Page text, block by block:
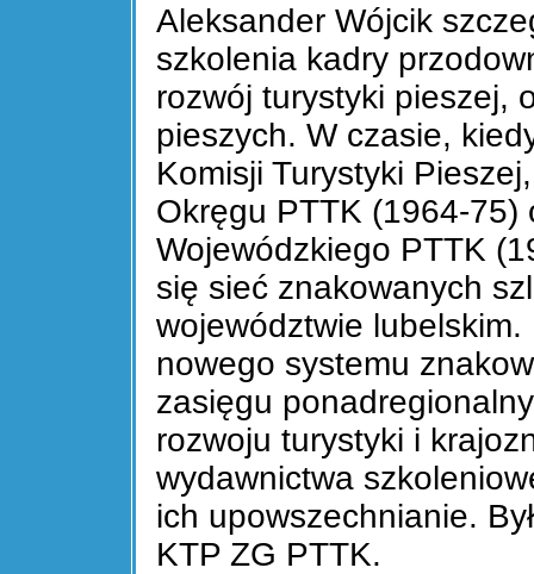
Aleksander Wójcik
szkolenia kadry
rozwój turystyki pieszej,
pieszych. W czasie,
Komisji Turystyki
Okręgu PTTK (1964-
Wojewódzkiego PTTK
się sieć znakowanych
województwie lubelskim.
nowego systemu
zasięgu
rozwoju turystyki i
wydawnictwa
ich upowszechnianie.
KTP ZG PTTK.